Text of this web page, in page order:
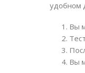
удобном
Вы
Вы